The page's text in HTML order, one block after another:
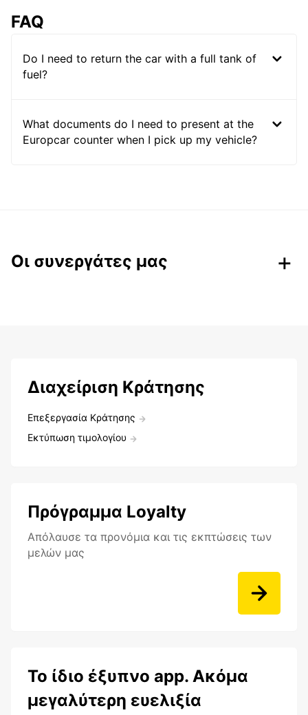
FAQ
Do I need to return the car with a full tank of
fuel?
What documents do I need to present at the
Europcar counter when I pick up my vehicle?
Οι συνεργάτες μας
Διαχείριση Κράτησης
Επεξεργασία Κράτησης
Εκτύπωση τιμολογίου
Πρόγραμμα Loyalty
Aπόλαυσε τα προνόμια και τις εκπτώσεις των
μελών μας
Το ίδιο έξυπνο app. Ακόμα
μεγαλύτερη ευελιξία